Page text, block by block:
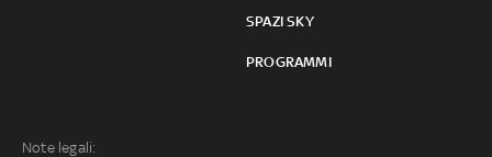
SPAZI SKY
PROGRAMMI
Note legali: